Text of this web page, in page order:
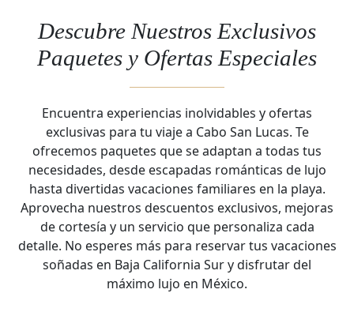
Descubre Nuestros Exclusivos
Paquetes y Ofertas Especiales
Encuentra experiencias inolvidables y ofertas
exclusivas para tu viaje a Cabo San Lucas. Te
ofrecemos paquetes que se adaptan a todas tus
necesidades, desde escapadas románticas de lujo
hasta divertidas vacaciones familiares en la playa.
Aprovecha nuestros descuentos exclusivos, mejoras
de cortesía y un servicio que personaliza cada
detalle. No esperes más para reservar tus vacaciones
soñadas en Baja California Sur y disfrutar del
máximo lujo en México.